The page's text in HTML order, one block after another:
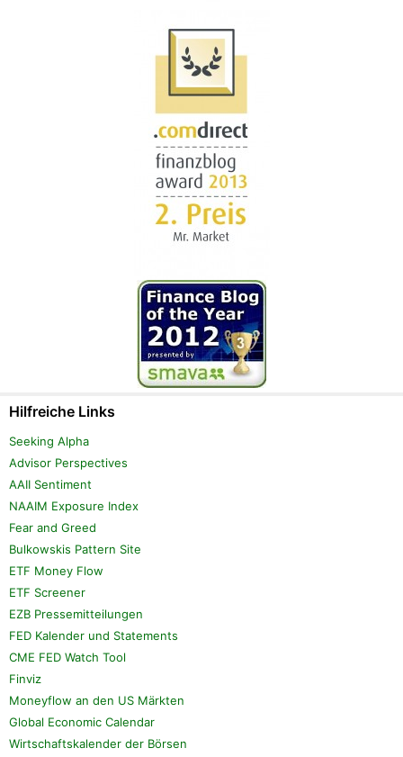
Hilfreiche Links
Seeking Alpha
Advisor Perspectives
AAII Sentiment
NAAIM Exposure Index
Fear and Greed
Bulkowskis Pattern Site
ETF Money Flow
ETF Screener
EZB Pressemitteilungen
FED Kalender und Statements
CME FED Watch Tool
Finviz
Moneyflow an den US Märkten
Global Economic Calendar
Wirtschaftskalender der Börsen